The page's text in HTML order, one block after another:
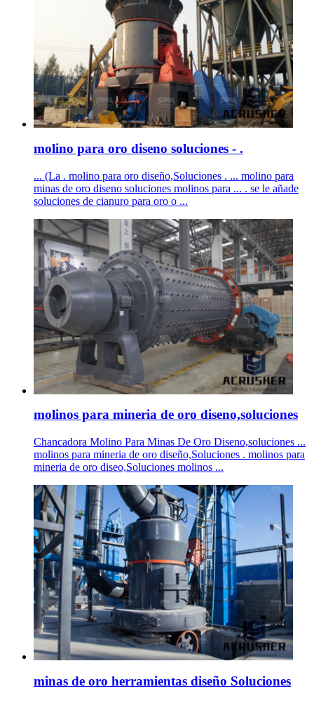
molino para oro diseno soluciones - .
... (La . molino para oro diseño,Soluciones . ... molino para
minas de oro diseno soluciones molinos para ... . se le añade
soluciones de cianuro para oro o ...
molinos para mineria de oro diseno,soluciones
Chancadora Molino Para Minas De Oro Diseno,soluciones ...
molinos para mineria de oro diseño,Soluciones . molinos para
mineria de oro diseo,Soluciones molinos ...
minas de oro herramientas diseño Soluciones